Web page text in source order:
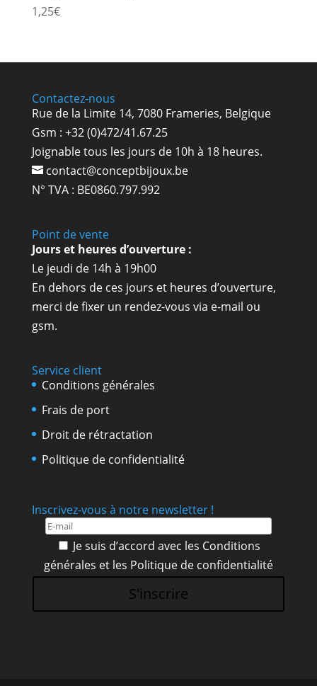
1,25€
Contactez-nous
Rue de la Limite 14, 7080 Frameries, Belgique
Gsm : +32 (0)472/41.67.25
Joignable tous les jours de 10h à 18 heures.
contact@conceptbijoux.be
N° TVA : BE0860.797.992
Point de vente
Jours et heures d’ouverture :
Le jeudi de 14h à 19h00
En dehors de ces jours et heures d’ouverture,
merci de fixer un rendez-vous via e-mail ou
gsm.
Service client
Conditions générales
Frais de port
Droit de rétractation
Politique de confidentialité
Inscrivez-vous à notre newsletter !
Je suis d’accord avec les Conditions
générales et les Politique de confidentialité
S'inscrire